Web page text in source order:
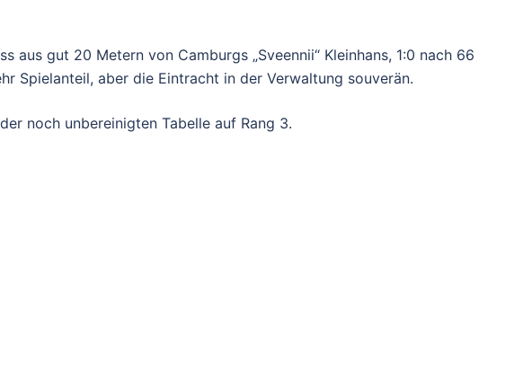
gut 20 Metern von Camburgs „Sveennii“ Kleinhans, 1:0 nach 66
Spielanteil, aber die Eintracht in der Verwaltung souverän.
noch unbereinigten Tabelle auf Rang 3.